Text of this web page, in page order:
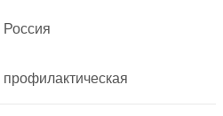
Россия
профилактическая